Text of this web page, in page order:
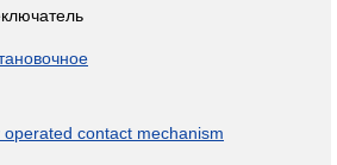
contact mechanism